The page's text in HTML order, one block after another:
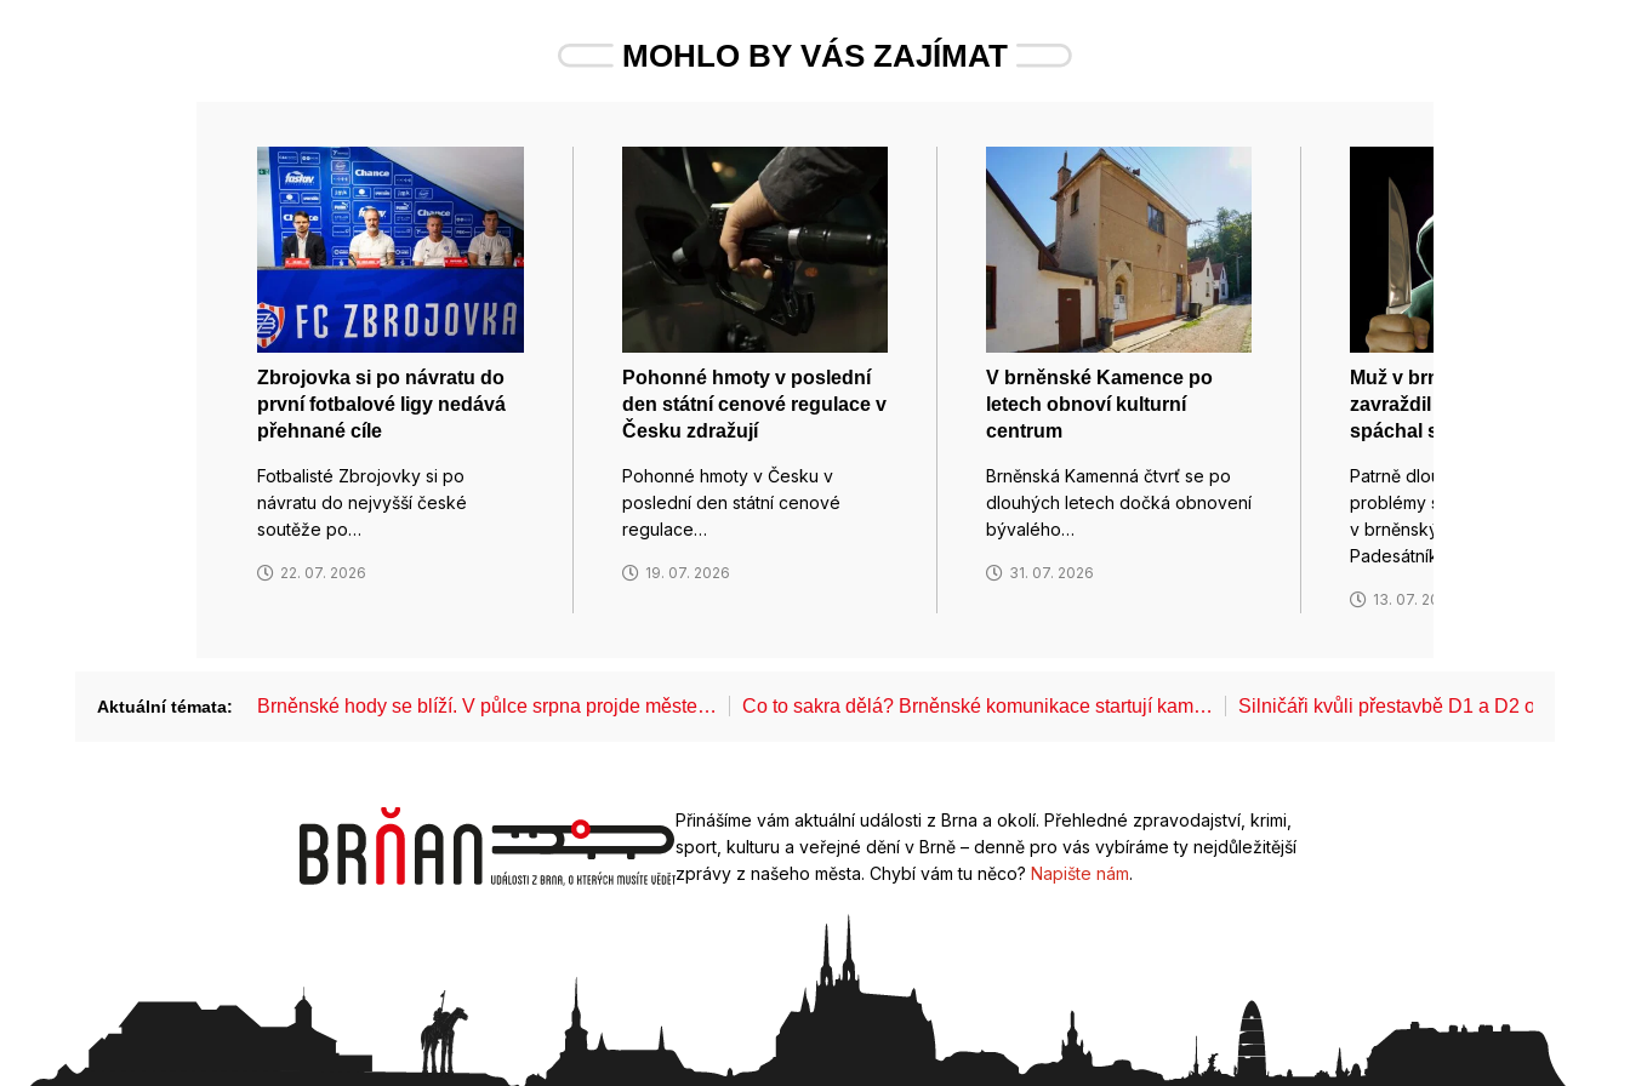
MOHLO BY VÁS ZAJÍMAT
Zbrojovka si po návratu do
první fotbalové ligy nedává
přehnané cíle
Fotbalisté Zbrojovky si po
návratu do nejvyšší české
soutěže po…
22. 07. 2026
Pohonné hmoty v poslední
den státní cenové regulace v
Česku zdražují
Pohonné hmoty v Česku v
poslední den státní cenové
regulace…
19. 07. 2026
V brněnské Kamence po
letech obnoví kulturní
centrum
Brněnská Kamenná čtvrť se po
dlouhých letech dočká obnovení
bývalého…
31. 07. 2026
Muž v brněnských Tuřanech
zavraždil družku a pak
spáchal sebevraždu
Patrně dlouhodobější partnerské
problémy stály za tragédií
v brněnských Tuřanech.
Padesátník…
13. 07. 2026
Aktuální témata: Brněnské hody se blíží. V půlce srpna projde měste… Co to sakra dělá? Brněnské komunikace startují kam… Silničáři kvůli přestavbě D1 a D2 opět
Přinášíme vám aktuální události z Brna a okolí. Přehledné zpravodajství, krimi,
sport, kulturu a veřejné dění v Brně – denně pro vás vybíráme ty nejdůležitější
zprávy z našeho města. Chybí vám tu něco? Napište nám.